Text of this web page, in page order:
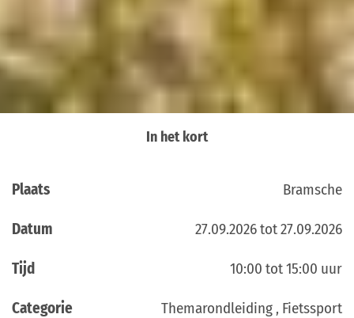
In het kort
Plaats Bramsche
Datum 27.09.2026 tot 27.09.2026
Tijd 10:00 tot 15:00 uur
Categorie Themarondleiding , Fietssport